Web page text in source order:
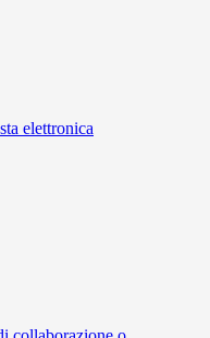
elettronica